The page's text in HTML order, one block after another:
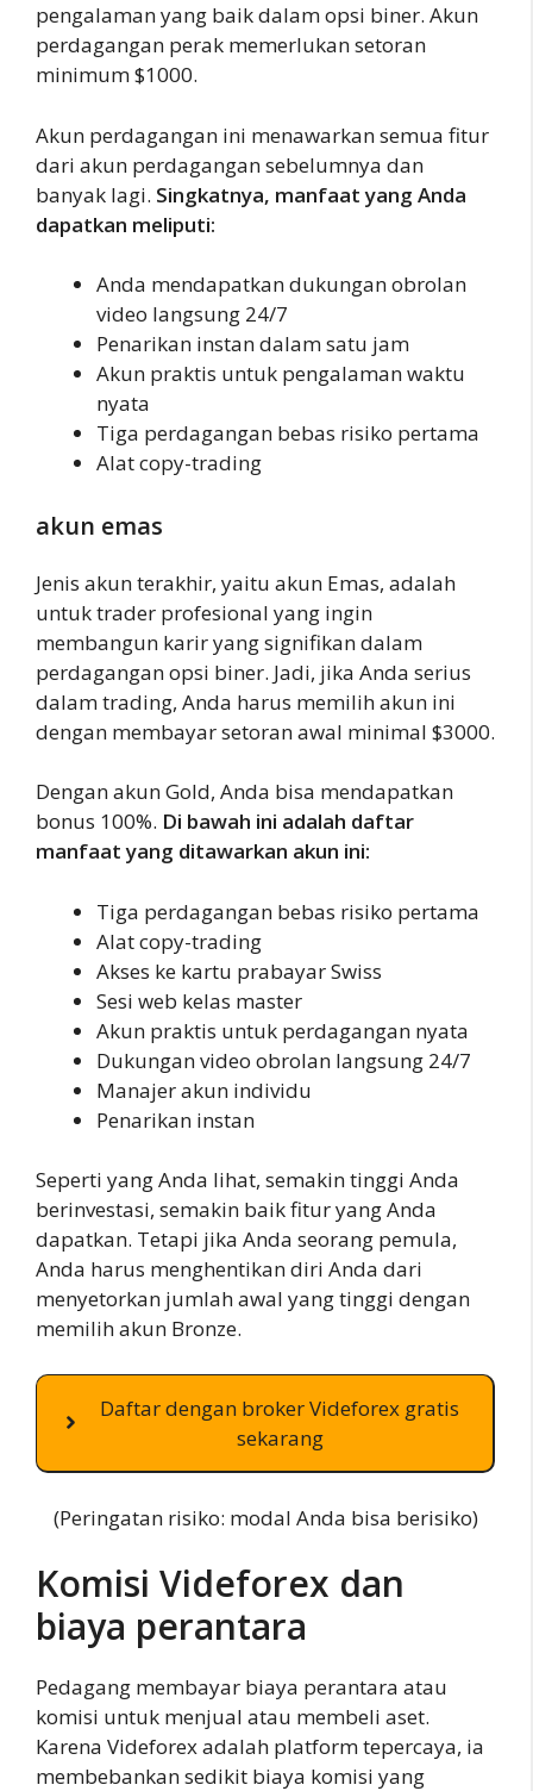
pengalaman yang baik dalam opsi biner. Akun
perdagangan perak memerlukan setoran
minimum $1000.
Akun perdagangan ini menawarkan semua fitur
dari akun perdagangan sebelumnya dan
banyak lagi. Singkatnya, manfaat yang Anda
dapatkan meliputi:
Anda mendapatkan dukungan obrolan
video langsung 24/7
Penarikan instan dalam satu jam
Akun praktis untuk pengalaman waktu
nyata
Tiga perdagangan bebas risiko pertama
Alat copy-trading
akun emas
Jenis akun terakhir, yaitu akun Emas, adalah
untuk trader profesional yang ingin
membangun karir yang signifikan dalam
perdagangan opsi biner. Jadi, jika Anda serius
dalam trading, Anda harus memilih akun ini
dengan membayar setoran awal minimal $3000.
Dengan akun Gold, Anda bisa mendapatkan
bonus 100%. Di bawah ini adalah daftar
manfaat yang ditawarkan akun ini:
Tiga perdagangan bebas risiko pertama
Alat copy-trading
Akses ke kartu prabayar Swiss
Sesi web kelas master
Akun praktis untuk perdagangan nyata
Dukungan video obrolan langsung 24/7
Manajer akun individu
Penarikan instan
Seperti yang Anda lihat, semakin tinggi Anda
berinvestasi, semakin baik fitur yang Anda
dapatkan. Tetapi jika Anda seorang pemula,
Anda harus menghentikan diri Anda dari
menyetorkan jumlah awal yang tinggi dengan
memilih akun Bronze.
Daftar dengan broker Videforex gratis
sekarang
(Peringatan risiko: modal Anda bisa berisiko)
Komisi Videforex dan
biaya perantara
Pedagang membayar biaya perantara atau
komisi untuk menjual atau membeli aset.
Karena Videforex adalah platform tepercaya, ia
membebankan sedikit biaya komisi yang